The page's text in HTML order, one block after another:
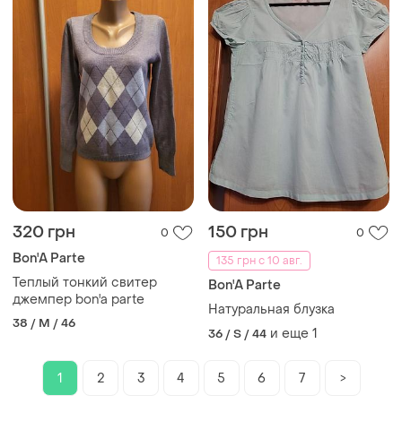
320 грн 0
Bon'A Parte
Теплый тонкий свитер
джемпер bon'a parte
38 / M / 46
150 грн
0
135 грн с 10 авг.
Bon'A Parte
Натуральная блузка
36 / S / 44 и еще 1
1 2 3 4 5 6 7 >